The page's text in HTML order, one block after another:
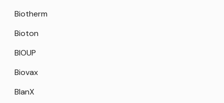
Biotherm
Bioton
BIOUP
Biovax
BlanX